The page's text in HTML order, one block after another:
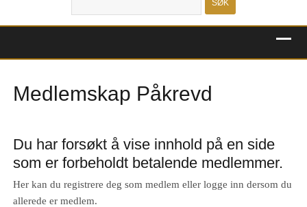
Medlemskap Påkrevd
Du har forsøkt å vise innhold på en side
som er forbeholdt betalende medlemmer.
Her kan du registrere deg som medlem eller logge inn dersom du
allerede er medlem.